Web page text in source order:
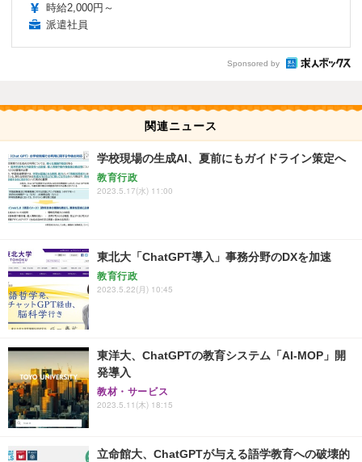
時給2,000円～
派遣社員
Sponsored by
関連ニュース
学校現場の生成AI、夏前にもガイドライン策定へ
教育行政
2023.5.17(水) 11:00
東北大「ChatGPT導入」事務分野のDXを加速
教育行政
2023.5.22(月) 10:45
東洋大、ChatGPTの教育システム「AI-MOP」開
発導入
教材・サービス
2023.5.11(木) 18:15
立命館大、ChatGPTが与える語学教育への破壊的